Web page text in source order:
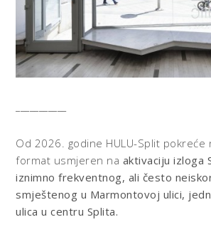
Od 2026. godine HULU-Split pokreće
format usmjeren na aktivaciju izloga
iznimno frekventnog, ali često
smještenog u Marmontovoj ulici,
ulica u centru Splita.